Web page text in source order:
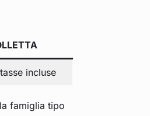
incluse
famiglia tipo